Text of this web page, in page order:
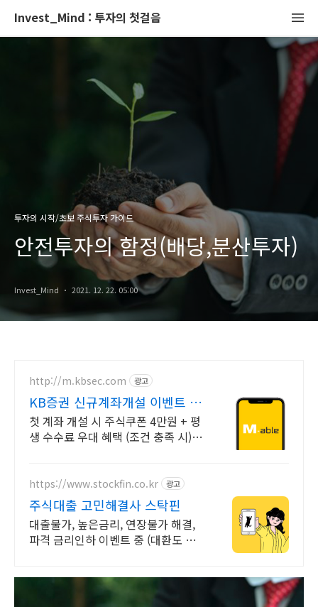
Invest_Mind : 투자의 첫걸음
투자의 시작/초보 주식투자 가이드
안전투자의 함정(배당,분산투자)
Invest_Mind 2021. 12. 22. 05:00
http://m.kbsec.com 광고
KB증권 신규계좌개설 이벤트 국
내주식쿠폰 최대 5만원
첫 계좌 개설 시 주식쿠폰 4만원 + 평
생 수수료 우대 혜택 (조건 충족 시)
https://www.stockfin.co.kr 광고
주식대출 고민해결사 스탁핀
대출불가, 높은금리, 연장불가 해결,
파격 금리인하 이벤트 중 (대환도 가